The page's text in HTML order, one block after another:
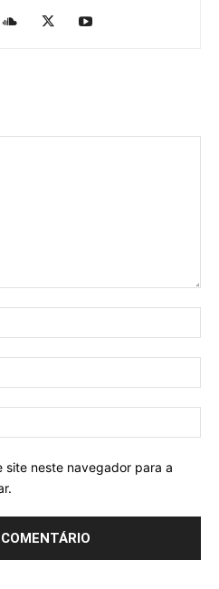
site neste navegador para a